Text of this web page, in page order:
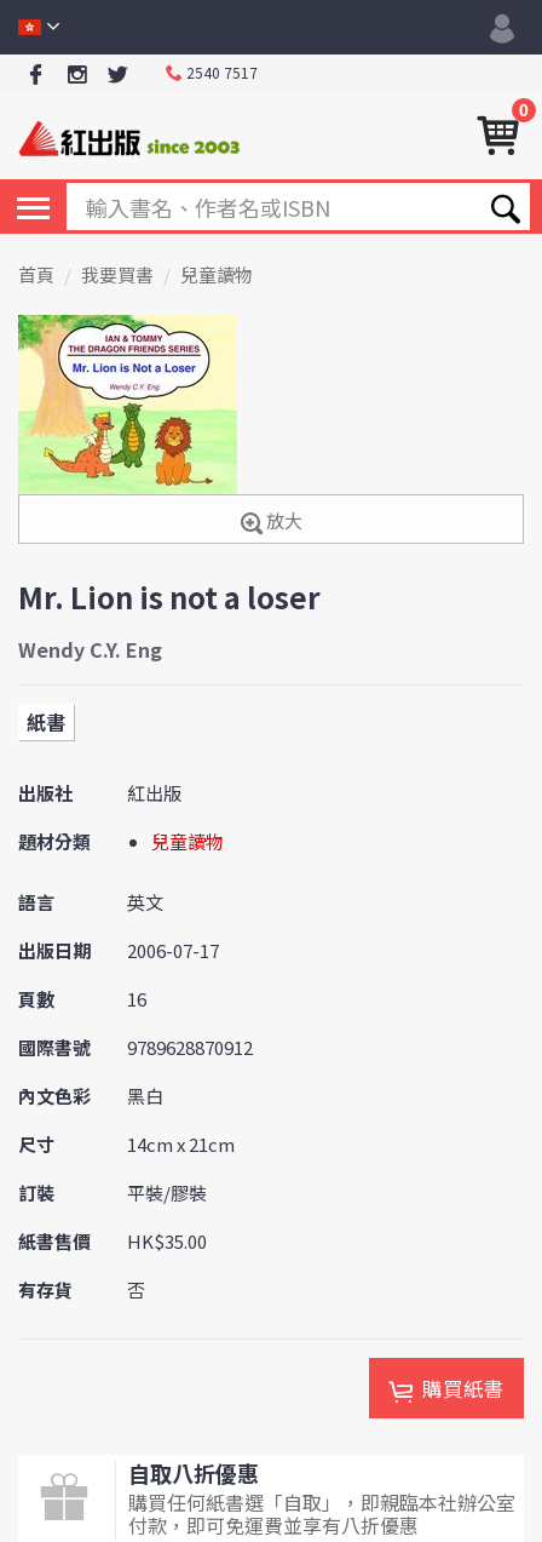
2540 7517
0
首頁 我要買書 兒童讀物
放大
Mr. Lion is not a loser
Wendy C.Y. Eng
紙書
出版社
紅出版
題材分類
兒童讀物
語言
英文
出版日期
2006-07-17
頁數
16
國際書號
9789628870912
內文色彩
黑白
尺寸
14cm x 21cm
訂裝
平裝/膠裝
紙書售價
HK$35.00
有存貨
否
購買紙書
自取八折優惠
購買任何紙書選「自取」，即親臨本社辦公室
付款，即可免運費並享有八折優惠